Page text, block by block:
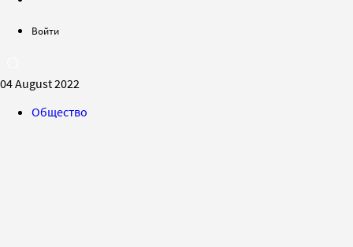
Войти
04 August 2022
Общество